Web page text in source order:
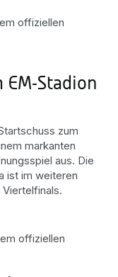
offiziellen
EM-Stadion
zum
markanten
aus. Die
ist im weiteren
offiziellen